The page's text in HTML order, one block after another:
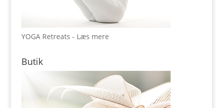
YOGA Retreats - Læs mere
Butik